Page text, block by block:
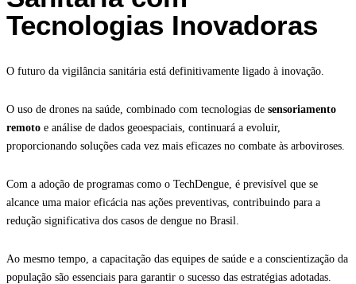
Tecnologias Inovadoras
O futuro da vigilância sanitária está definitivamente ligado à inovação.
O uso de drones na saúde, combinado com tecnologias de sensoriamento
remoto e análise de dados geoespaciais, continuará a evoluir,
proporcionando soluções cada vez mais eficazes no combate às arboviroses.
Com a adoção de programas como o TechDengue, é previsível que se
alcance uma maior eficácia nas ações preventivas, contribuindo para a
redução significativa dos casos de dengue no Brasil.
Ao mesmo tempo, a capacitação das equipes de saúde e a conscientização da
população são essenciais para garantir o sucesso das estratégias adotadas.